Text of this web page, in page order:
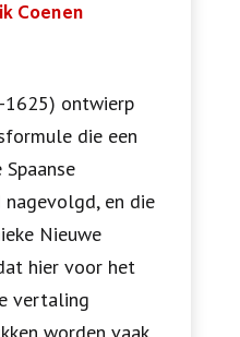
Coenen
1625) ontwierp
die een
en die
Nieuwe
hier voor het
vertaling
worden vaak